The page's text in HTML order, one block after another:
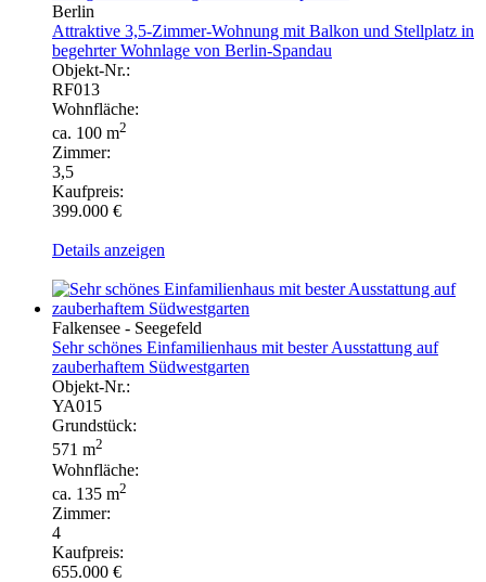
Berlin
Attraktive 3,5-Zimmer-Wohnung mit Balkon und Stellplatz in
begehrter Wohnlage von Berlin-Spandau
Objekt-Nr.:
RF013
Wohnfläche:
ca. 100 m2
Zimmer:
3,5
Kaufpreis:
399.000 €
Details anzeigen
Falkensee - Seegefeld
Sehr schönes Einfamilienhaus mit bester Ausstattung auf
zauberhaftem Südwestgarten
Objekt-Nr.:
YA015
Grundstück:
571 m2
Wohnfläche:
ca. 135 m2
Zimmer:
4
Kaufpreis:
655.000 €